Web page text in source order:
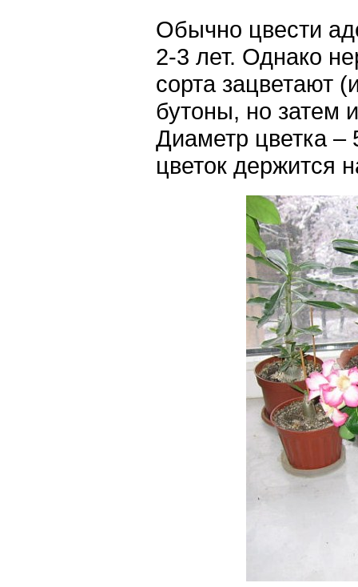
Обычно цвести
2-3 лет. Однако
сорта зацветают
бутоны, но затем
Диаметр цветка –
цветок держится